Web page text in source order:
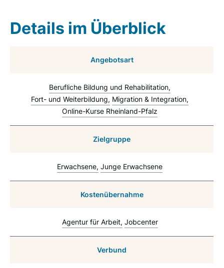
Details im Überblick
Angebotsart
Berufliche Bildung und Rehabilitation
Fort- und Weiterbildung Migration & Integration
Online-Kurse Rheinland-Pfalz
Zielgruppe
Erwachsene Junge Erwachsene
Kostenübernahme
Agentur für Arbeit Jobcenter
Verbund